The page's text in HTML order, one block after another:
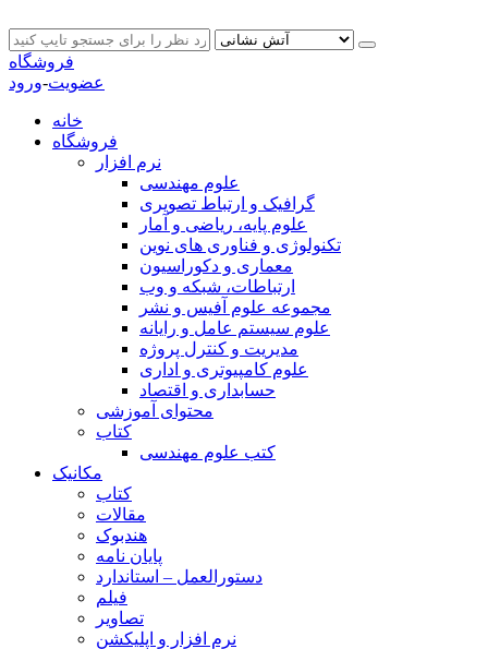
فروشگاه
عضویت-ورود
خانه
فروشگاه
نرم افزار
علوم مهندسی
گرافیک و ارتباط تصویری
علوم پایه، ریاضی و آمار
تکنولوژی و فناوری های نوین
معماری و دکوراسیون
ارتباطات، شبکه و وب
مجموعه علوم آفیس و نشر
علوم سیستم عامل و رایانه
مدیریت و کنترل پروژه
علوم کامپیوتری و اداری
حسابداری و اقتصاد
محتوای آموزشی
کتاب
کتب علوم مهندسی
مکانیک
کتاب
مقالات
هندبوک
پایان نامه
دستورالعمل – استاندارد
فیلم
تصاویر
نرم افزار و اپلیکشن